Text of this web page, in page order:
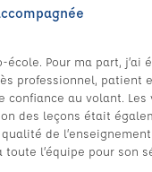
Pour ma part,
professionnel, patient
confiance au volant.
des leçons était
de
l’équipe pour son